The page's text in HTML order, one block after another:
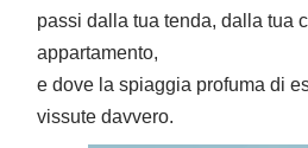
passi dalla tua tenda, dalla tua
appartamento,
e dove la spiaggia profuma di
vissute davvero.